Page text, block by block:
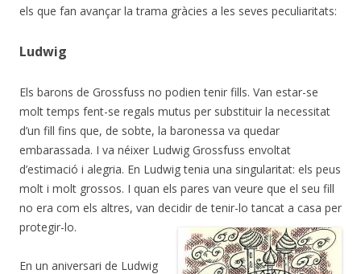
els que fan avançar la trama gràcies a les seves peculiaritats:
Ludwig
Els barons de Grossfuss no podien tenir fills. Van estar-se
molt temps fent-se regals mutus per substituir la necessitat
d’un fill fins que, de sobte, la baronessa va quedar
embarassada. I va néixer Ludwig Grossfuss envoltat
d’estimació i alegria. En Ludwig tenia una singularitat: els peus
molt i molt grossos. I quan els pares van veure que el seu fill
no era com els altres, van decidir de tenir-lo tancat a casa per
protegir-lo.
En un aniversari de Ludwig